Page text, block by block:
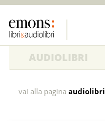
AUDIOLIBRI
Echi
vai alla pagina audiolibri